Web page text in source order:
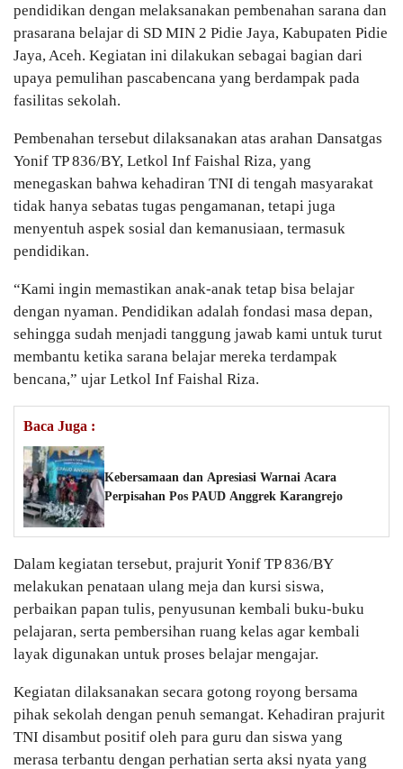
pendidikan dengan melaksanakan pembenahan sarana dan
prasarana belajar di SD MIN 2 Pidie Jaya, Kabupaten Pidie
Jaya, Aceh. Kegiatan ini dilakukan sebagai bagian dari
upaya pemulihan pascabencana yang berdampak pada
fasilitas sekolah.
Pembenahan tersebut dilaksanakan atas arahan Dansatgas
Yonif TP 836/BY, Letkol Inf Faishal Riza, yang
menegaskan bahwa kehadiran TNI di tengah masyarakat
tidak hanya sebatas tugas pengamanan, tetapi juga
menyentuh aspek sosial dan kemanusiaan, termasuk
pendidikan.
“Kami ingin memastikan anak-anak tetap bisa belajar
dengan nyaman. Pendidikan adalah fondasi masa depan,
sehingga sudah menjadi tanggung jawab kami untuk turut
membantu ketika sarana belajar mereka terdampak
bencana,” ujar Letkol Inf Faishal Riza.
Baca Juga :
Kebersamaan dan Apresiasi Warnai Acara
Perpisahan Pos PAUD Anggrek Karangrejo
Dalam kegiatan tersebut, prajurit Yonif TP 836/BY
melakukan penataan ulang meja dan kursi siswa,
perbaikan papan tulis, penyusunan kembali buku-buku
pelajaran, serta pembersihan ruang kelas agar kembali
layak digunakan untuk proses belajar mengajar.
Kegiatan dilaksanakan secara gotong royong bersama
pihak sekolah dengan penuh semangat. Kehadiran prajurit
TNI disambut positif oleh para guru dan siswa yang
merasa terbantu dengan perhatian serta aksi nyata yang